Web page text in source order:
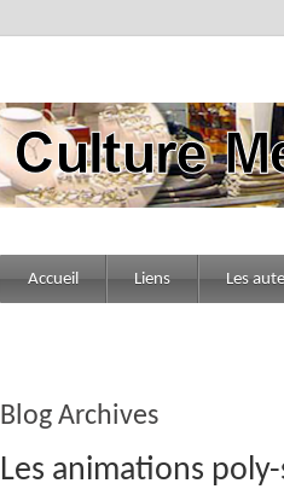
Accueil Liens Les
Blog Archives
Les animations